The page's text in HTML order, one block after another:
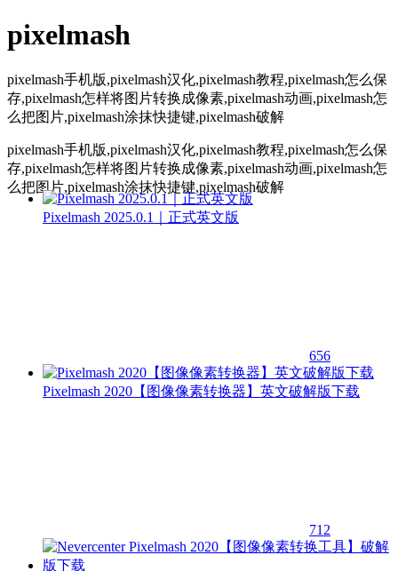
pixelmash
pixelmash手机版,pixelmash汉化,pixelmash教程,pixelmash怎么保
存,pixelmash怎样将图片转换成像素,pixelmash动画,pixelmash怎
么把图片,pixelmash涂抹快捷键,pixelmash破解
pixelmash手机版,pixelmash汉化,pixelmash教程,pixelmash怎么保
存,pixelmash怎样将图片转换成像素,pixelmash动画,pixelmash怎
么把图片,pixelmash涂抹快捷键,pixelmash破解
Pixelmash 2025.0.1｜正式英文版
656
Pixelmash 2020【图像像素转换器】英文破解版下载
712